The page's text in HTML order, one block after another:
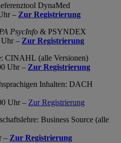
DynaMed
– Zur Registrierung
PsycInfo & PSYNDEX
– Zur Registrierung
CINAHL (alle Versionen)
Uhr – Zur Registrierung
Inhalten: DACH
Uhr – Zur Registrierung
Business Source (alle
– Zur Registrierung